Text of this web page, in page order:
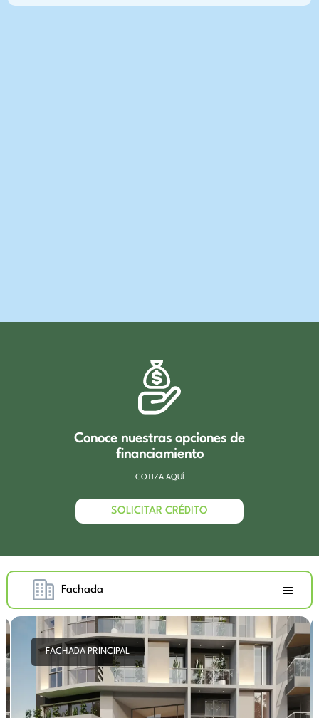
Conoce nuestras opciones de
financiamiento
COTIZA AQUÍ
SOLICITAR CRÉDITO
Fachada
FACHADA PRINCIPAL